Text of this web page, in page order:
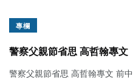
專欄
警察父親節省思 高哲翰專文
警察父親節省思 高哲翰專文 前